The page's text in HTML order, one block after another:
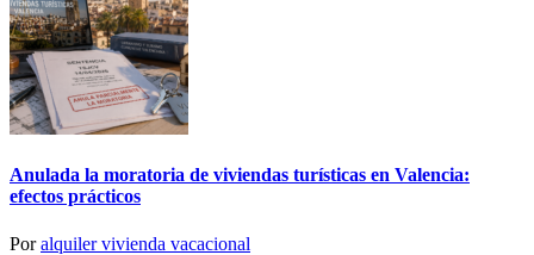
Anulada la moratoria de viviendas turísticas en Valencia:
efectos prácticos
Poralquiler vivienda vacacional